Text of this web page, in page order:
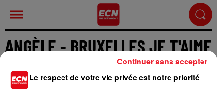
ANGÈLE - BRUXELLES JE T'AIME
Le respect de votre vie privée est notre priorité
Continuer sans accepter